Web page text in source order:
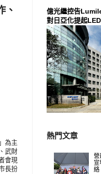
、
為主
武財
會現
長扮
億光繼控告
對日亞化提起
熱門文章
營
絡